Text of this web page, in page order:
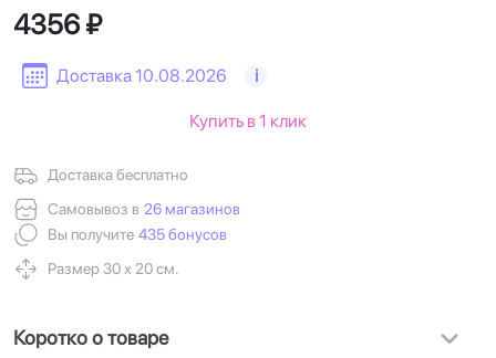
Доставка 10.08.2026 i
4356 ₽
Доставка бесплатно
Самовывоз в 26 магазинов
Вы получите 435 бонусов
Размер 30 х 20 см.
Купить в 1 клик
Коротко о товаре